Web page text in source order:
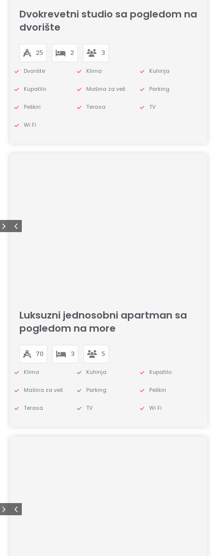
Dvokrevetni studio sa pogledom na
dvorište
25 2 3
Dvorište Klima Kuhinja
Kupatilo Mašina za veš Parking
Peškiri Terasa TV
Wi Fi
Luksuzni jednosobni apartman sa
pogledom na more
70 3 5
Klima Kuhinja Kupatilo
Mašina za veš Parking Peškiri
Terasa TV Wi Fi